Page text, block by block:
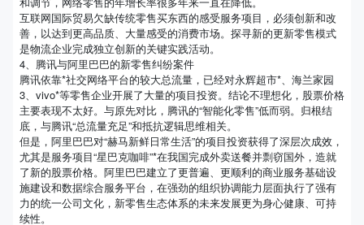
互联网国际贸易欠缺传统零售买东西的感受服务项目，必须创新和改
善，以达到更高品质、大量感受的消费市场。探寻新的更新零售模式
是物流企业完成独立创新的关键实践活动。
4、腾讯与阿里巴巴的新零售纠纷案件
腾讯依靠*社交网络平台的较大总流量，已经对永辉超市*、海兰家园
3、vivo*等零售企业开展了大量的项目投资。结论不理想化，股票价格
主要表现不太好。与原先对比，腾讯的“智能化零售”低而弱。归根结
底，与腾讯“总流量充足”和抵抗逻辑思维相关。
但是，阿里巴巴对“赫马新鲜日常生活”的项目投资获得了深层次成效，
尤其是服务项目“星巴克咖啡”*在我国完成外卖送餐并剽窃国外，造就
了新的股票价格。阿里巴巴建立了更普遍、更顺利的商业服务基础设
施建设和数据综合服务平台，在强劲的组织协调能力层面执行了强有
力的统一公司文化，新零售生态体系的未来发展更为身心健康、可持
续性。